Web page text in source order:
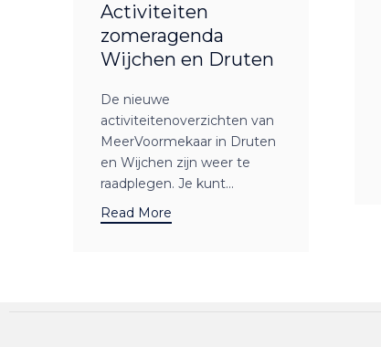
Activiteiten
zomeragenda
Wijchen en Druten
De nieuwe
activiteitenoverzichten van
MeerVoormekaar in Druten
en Wijchen zijn weer te
raadplegen. Je kunt...
Read More